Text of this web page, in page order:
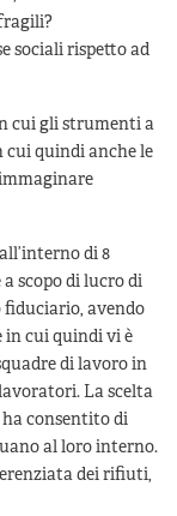
sociali rispetto ad
cui gli strumenti a
cui quindi anche le
di 8
scopo di lucro di
fiduciario, avendo
in cui quindi vi è
di lavoro in
La scelta
consentito di
al loro interno.
dei rifiuti,